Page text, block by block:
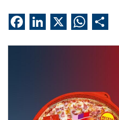
FacebookLinkedIn WhatsApp